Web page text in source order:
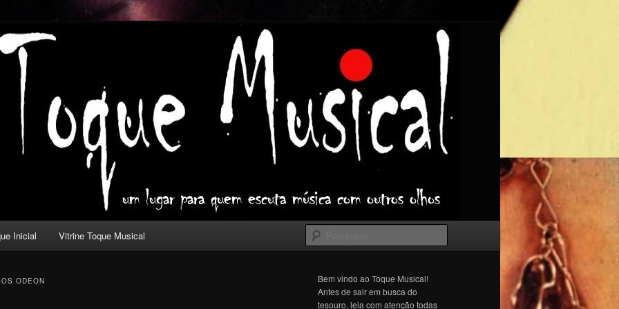
com outros olhos.
Inicial Vitrine Toque Musical
ODEON
Bem vindo ao Toque Musical!
Antes de sair em busca do
tesouro, leia com atenção todas